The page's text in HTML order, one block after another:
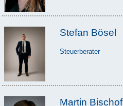
Stefan Bösel
Steuerberater
Martin Bischof